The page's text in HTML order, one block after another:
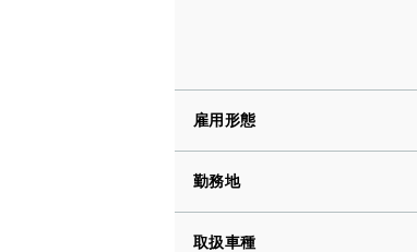
雇用形態
勤務地
取扱車種